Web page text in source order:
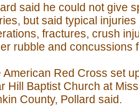
said he could not give
but said typical
fractures, crush
rubble and concussions
American Red Cross set
Hill Baptist Church at
County, Pollard said.